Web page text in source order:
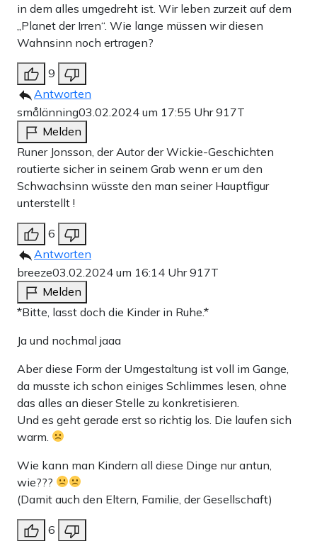
in dem alles umgedreht ist. Wir leben zurzeit auf dem
„Planet der Irren“. Wie lange müssen wir diesen
Wahnsinn noch ertragen?
9
Antworten
smålänning03.02.2024 um 17:55 Uhr917T
Melden
Runer Jonsson, der Autor der Wickie-Geschichten
routierte sicher in seinem Grab wenn er um den
Schwachsinn wüsste den man seiner Hauptfigur
unterstellt !
6
Antworten
breeze03.02.2024 um 16:14 Uhr917T
Melden
*Bitte, lasst doch die Kinder in Ruhe.*
Ja und nochmal jaaa
Aber diese Form der Umgestaltung ist voll im Gange,
da musste ich schon einiges Schlimmes lesen, ohne
das alles an dieser Stelle zu konkretisieren.
Und es geht gerade erst so richtig los. Die laufen sich
warm.
Wie kann man Kindern all diese Dinge nur antun,
wie???
(Damit auch den Eltern, Familie, der Gesellschaft)
6